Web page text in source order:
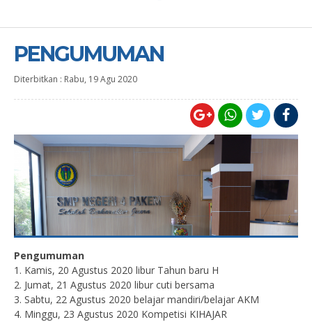
PENGUMUMAN
Diterbitkan : Rabu, 19 Agu 2020
Pengumuman
1. Kamis, 20 Agustus 2020 libur Tahun baru H
2. Jumat, 21 Agustus 2020 libur cuti bersama
3. Sabtu, 22 Agustus 2020 belajar mandiri/belajar AKM
4. Minggu, 23 Agustus 2020 Kompetisi KIHAJAR